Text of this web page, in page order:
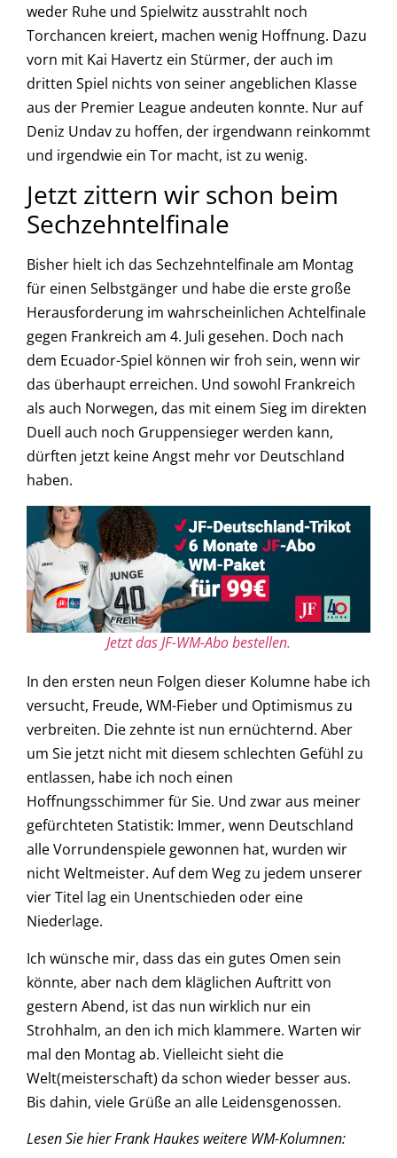
weder Ruhe und Spielwitz ausstrahlt noch
Torchancen kreiert, machen wenig Hoffnung. Dazu
vorn mit Kai Havertz ein Stürmer, der auch im
dritten Spiel nichts von seiner angeblichen Klasse
aus der Premier League andeuten konnte. Nur auf
Deniz Undav zu hoffen, der irgendwann reinkommt
und irgendwie ein Tor macht, ist zu wenig.
Jetzt zittern wir schon beim
Sechzehntelfinale
Bisher hielt ich das Sechzehntelfinale am Montag
für einen Selbstgänger und habe die erste große
Herausforderung im wahrscheinlichen Achtelfinale
gegen Frankreich am 4. Juli gesehen. Doch nach
dem Ecuador-Spiel können wir froh sein, wenn wir
das überhaupt erreichen. Und sowohl Frankreich
als auch Norwegen, das mit einem Sieg im direkten
Duell auch noch Gruppensieger werden kann,
dürften jetzt keine Angst mehr vor Deutschland
haben.
Jetzt das JF-WM-Abo bestellen.
In den ersten neun Folgen dieser Kolumne habe ich
versucht, Freude, WM-Fieber und Optimismus zu
verbreiten. Die zehnte ist nun ernüchternd. Aber
um Sie jetzt nicht mit diesem schlechten Gefühl zu
entlassen, habe ich noch einen
Hoffnungsschimmer für Sie. Und zwar aus meiner
gefürchteten Statistik: Immer, wenn Deutschland
alle Vorrundenspiele gewonnen hat, wurden wir
nicht Weltmeister. Auf dem Weg zu jedem unserer
vier Titel lag ein Unentschieden oder eine
Niederlage.
Ich wünsche mir, dass das ein gutes Omen sein
könnte, aber nach dem kläglichen Auftritt von
gestern Abend, ist das nun wirklich nur ein
Strohhalm, an den ich mich klammere. Warten wir
mal den Montag ab. Vielleicht sieht die
Welt(meisterschaft) da schon wieder besser aus.
Bis dahin, viele Grüße an alle Leidensgenossen.
Lesen Sie hier Frank Haukes weitere WM-Kolumnen: